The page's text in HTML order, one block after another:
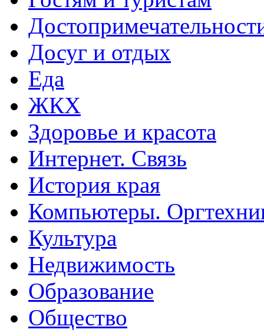
Досуг и отдых
Еда
ЖКХ
Здоровье и красота
Интернет. Связь
История края
Компьютеры.
Культура
Недвижимость
Образование
Общество